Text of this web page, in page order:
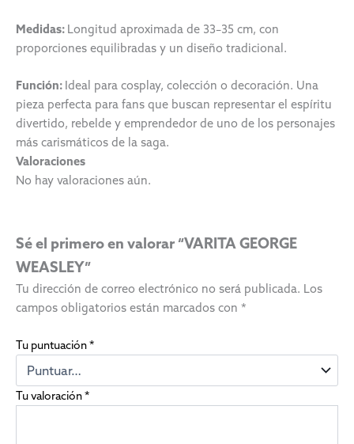
Medidas: Longitud aproximada de 33–35 cm, con
proporciones equilibradas y un diseño tradicional.
Función: Ideal para cosplay, colección o decoración. Una
pieza perfecta para fans que buscan representar el espíritu
divertido, rebelde y emprendedor de uno de los personajes
más carismáticos de la saga.
Valoraciones
No hay valoraciones aún.
Sé el primero en valorar “VARITA GEORGE
WEASLEY”
Tu dirección de correo electrónico no será publicada. Los
campos obligatorios están marcados con *
Tu puntuación*
Tu valoración*